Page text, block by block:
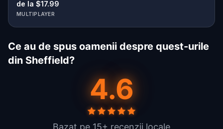
de la $17.99
MULTIPLAYER
Ce au de spus oamenii despre quest-urile
din Sheffield?
4.6
Bazat pe 15+ recenzii locale